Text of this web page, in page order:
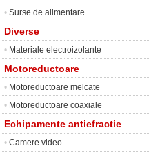
• Surse de alimentare
Diverse
• Materiale electroizolante
Motoreductoare
• Motoreductoare melcate
• Motoreductoare coaxiale
Echipamente antiefractie
• Camere video